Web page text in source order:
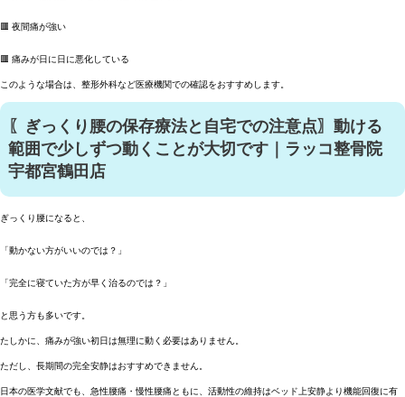
🟥 夜間痛が強い
🟥 痛みが日に日に悪化している
このような場合は、整形外科など医療機関での確認をおすすめします。
〖ぎっくり腰の保存療法と自宅での注意点〗動ける
範囲で少しずつ動くことが大切です｜ラッコ整骨院
宇都宮鶴田店
ぎっくり腰になると、
「動かない方がいいのでは？」
「完全に寝ていた方が早く治るのでは？」
と思う方も多いです。
たしかに、痛みが強い初日は無理に動く必要はありません。
ただし、長期間の完全安静はおすすめできません。
日本の医学文献でも、急性腰痛・慢性腰痛ともに、活動性の維持はベッド上安静より機能回復に有